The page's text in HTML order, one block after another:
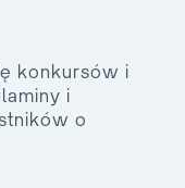
konkursów i
i
o